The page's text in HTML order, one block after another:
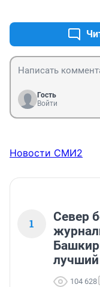
Гость
Войти
Новости СМИ2
1
Север
лучший
104 628